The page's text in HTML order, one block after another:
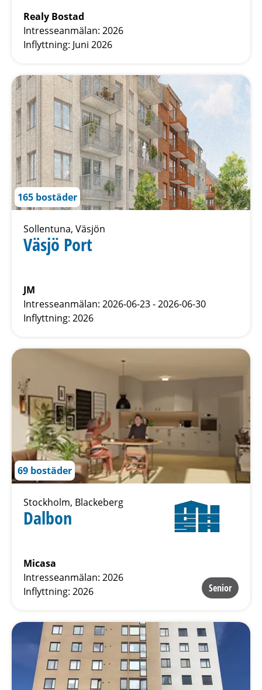
Realy Bostad
Intresseanmälan: 2026
Inflyttning: Juni 2026
165 bostäder
Sollentuna, Väsjön
Väsjö Port
JM
Intresseanmälan: 2026-06-23 - 2026-06-30
Inflyttning: 2026
69 bostäder
Stockholm, Blackeberg
Dalbon
Micasa
Intresseanmälan: 2026
Inflyttning: 2026
Senior